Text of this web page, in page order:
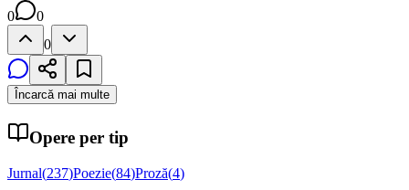
0
0
0
Încarcă mai multe
Opere per tip
Jurnal(237)Poezie(84)Proză(4)